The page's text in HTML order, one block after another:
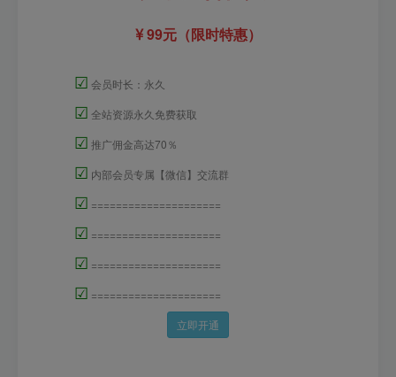
99元（限时特惠）
☑ 会员时长：永久
☑ 全站资源永久免费获取
☑ 推广佣金高达70％
☑ 内部会员专属【微信】交流群
☑ =====================
☑ =====================
☑ =====================
☑ =====================
立即开通